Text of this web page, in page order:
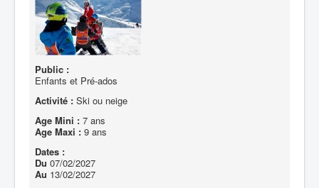
Public :
Enfants et Pré-ados
Activité : Ski ou neige
Age Mini : 7 ans
Age Maxi : 9 ans
Dates :
Du 07/02/2027
Au 13/02/2027